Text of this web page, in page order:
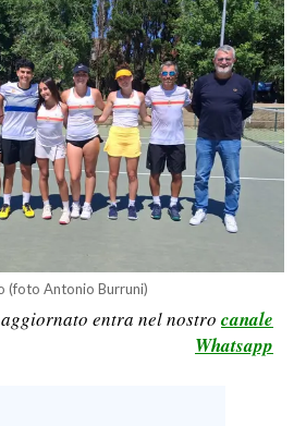
(foto Antonio Burruni)
entra nel nostro canale
Whatsapp